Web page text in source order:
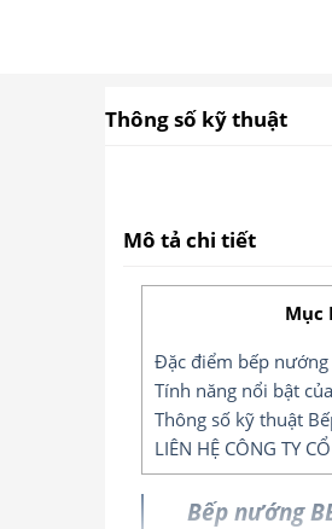
Thông số kỹ thuật
Mô tả chi tiết
Mục
Đặc điểm bếp nướng
Tính năng nổi bật
Thông số kỹ thuật
LIÊN HỆ CÔNG TY
Bếp nướng